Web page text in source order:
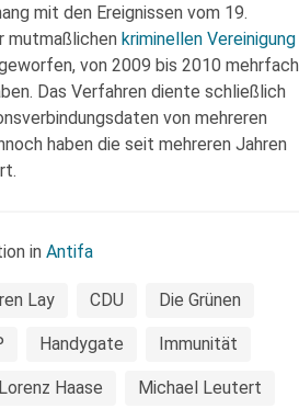
mit den Ereignissen vom 19.
mutmaßlichen kriminellen Vereinigung
von 2009 bis 2010 mehrfach
Das Verfahren diente schließlich
von mehreren
haben die seit mehreren Jahren
in Antifa
Lay CDU Die Grünen
Handygate Immunität
Lorenz Haase Michael Leutert